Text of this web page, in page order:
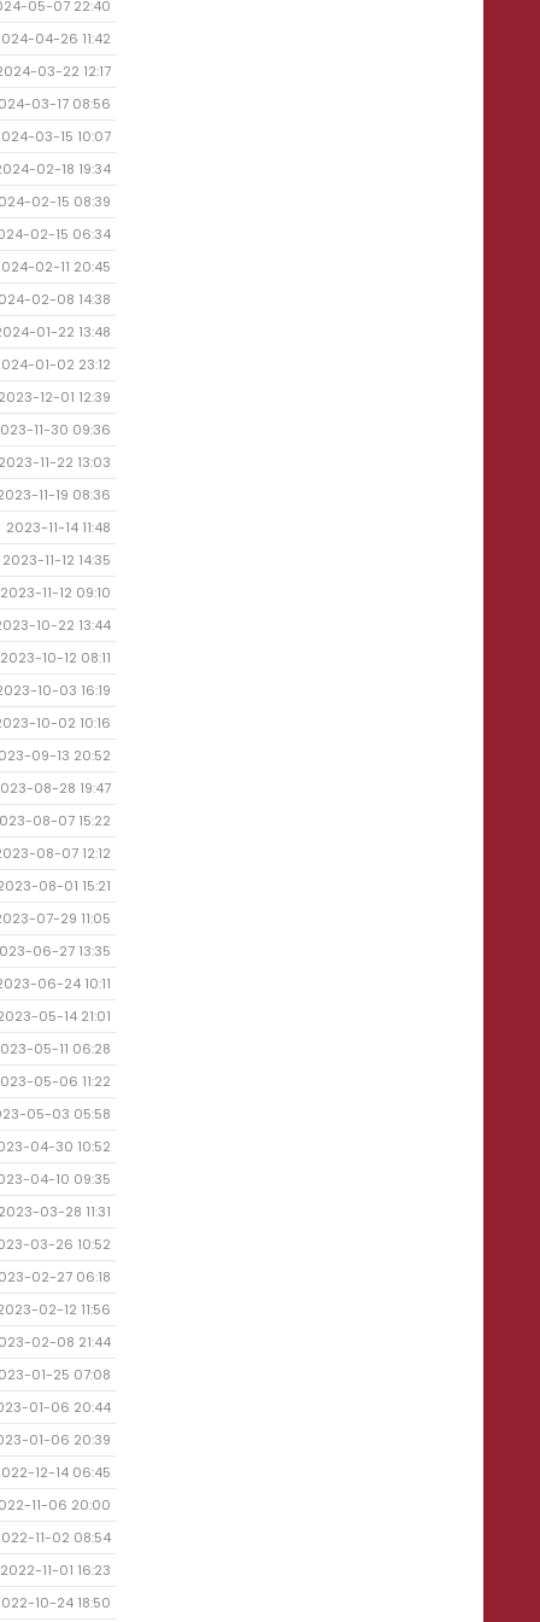
05-07 22:40
04-26 11:42
03-22 12:17
03-17 08:56
03-15 10:07
02-18 19:34
02-15 08:39
02-15 06:34
02-11 20:45
02-08 14:38
01-22 13:48
01-02 23:12
2023-12-01 12:39
11-30 09:36
2023-11-22 13:03
11-19 08:36
2023-11-14 11:48
2023-11-12 14:35
2023-11-12 09:10
10-22 13:44
2023-10-12 08:11
10-03 16:19
10-02 10:16
09-13 20:52
08-28 19:47
08-07 15:22
08-07 12:12
08-01 15:21
07-29 11:05
06-27 13:35
06-24 10:11
05-14 21:01
05-11 06:28
05-06 11:22
05-03 05:58
04-30 10:52
04-10 09:35
2023-03-28 11:31
03-26 10:52
02-27 06:18
02-12 11:56
02-08 21:44
01-25 07:08
01-06 20:44
01-06 20:39
12-14 06:45
11-06 20:00
11-02 08:54
2022-11-01 16:23
10-24 18:50